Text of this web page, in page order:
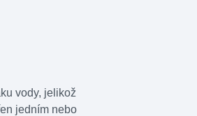
vody, jelikož
jedním nebo